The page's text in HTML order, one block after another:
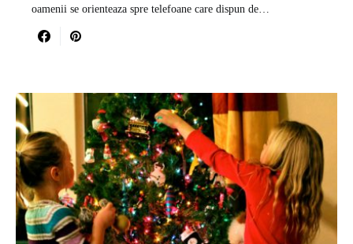
oamenii se orienteaza spre telefoane care dispun de…